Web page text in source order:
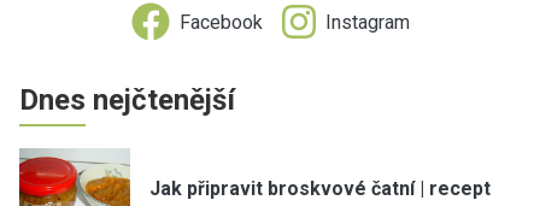
Facebook Instagram
Dnes nejčtenější
Jak připravit broskvové čatní | recept